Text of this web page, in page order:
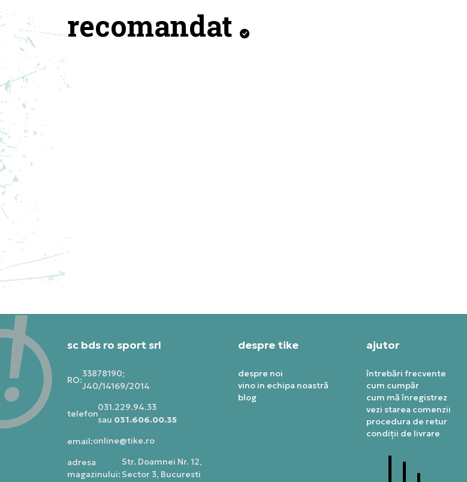
recomandat
sc bds ro sport srl
RO:
33878190;
J40/14169/2014
telefon:
031.229.94.33
sau 031.606.00.35
email:online@tike.ro
adresa
magazinului:
Str. Doamnei Nr. 12,
Sector 3, Bucuresti
despre tike
despre noi
vino in echipa noastră
blog
ajutor
întrebări frecvente
cum cumpăr
cum mă înregistrez
vezi starea comenzii
procedura de retur
condiții de livrare